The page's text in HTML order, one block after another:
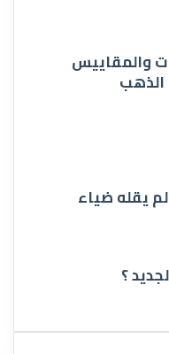
والمقاييس
الذهب
يقله ضياء
؟